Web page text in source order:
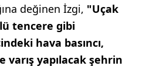
değinen İzgi, "Uçak
tencere gibi
hava basıncı,
varış yapılacak şehrin